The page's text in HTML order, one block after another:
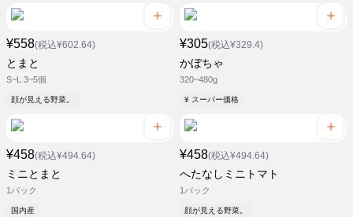
¥558(税込¥602.64)
とまと
S~L 3~5個
顔が見える野菜。
¥305(税込¥329.4)
かぼちゃ
320~480g
¥ スーパー価格
¥458(税込¥494.64)
ミニとまと
1パック
国内産
¥458(税込¥494.64)
へたなしミニトマト
1パック
顔が見える野菜。